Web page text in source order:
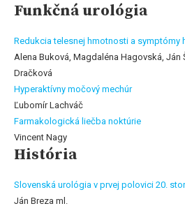
Funkčná urológia
Redukcia telesnej hmotnosti a symptómy
Alena Buková, Magdaléna Hagovská, Ján
Dračková
Hyperaktívny močový mechúr
Ľubomír Lachváč
Farmakologická liečba noktúrie
Vincent Nagy
História
Slovenská urológia v prvej polovici 20.
Ján Breza ml.